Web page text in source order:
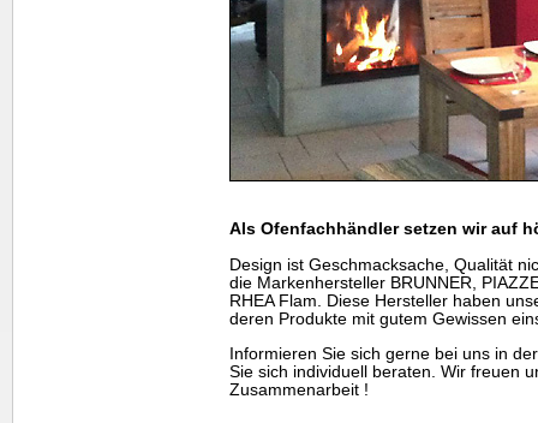
Als Ofenfachhändler setzen wir auf
Design ist Geschmacksache, Qualität
die Markenhersteller BRUNNER,
RHEA Flam. Diese Hersteller haben
deren Produkte mit gutem Gewissen
Informieren Sie sich gerne bei uns in
Sie sich individuell beraten. Wir freuen
Zusammenarbeit !